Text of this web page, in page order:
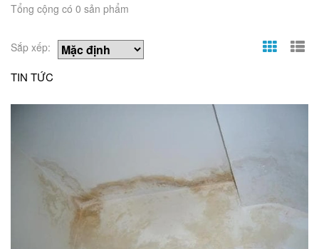
Tổng cộng có 0 sản phẩm
Sắp xếp:
TIN TỨC